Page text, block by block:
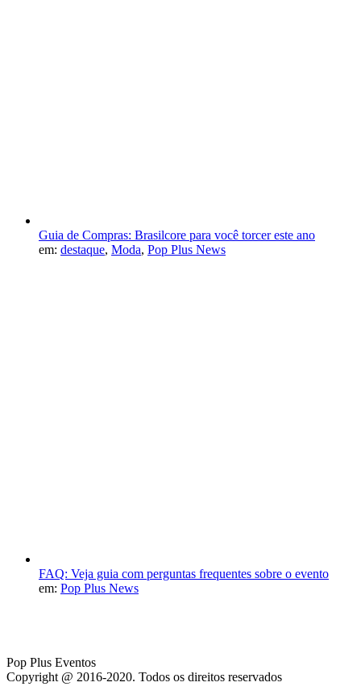
Guia de Compras: Brasilcore para você torcer este ano
em: destaque, Moda, Pop Plus News
FAQ: Veja guia com perguntas frequentes sobre o evento
em: Pop Plus News
Pop Plus Eventos
Copyright @ 2016-2020. Todos os direitos reservados